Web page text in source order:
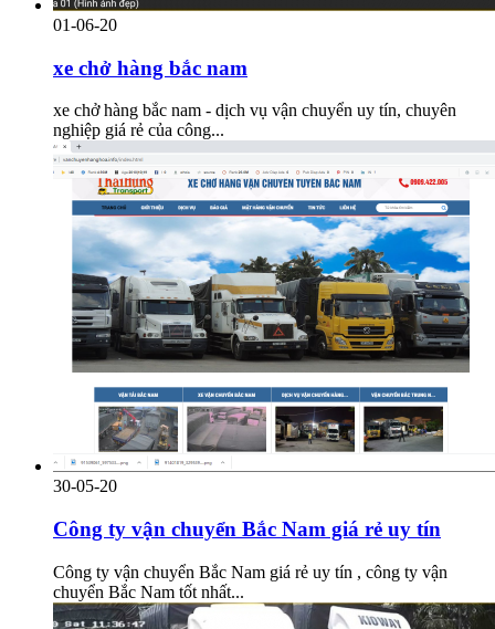
01-06-20
xe chở hàng bắc nam
xe chở hàng bắc nam - dịch vụ vận chuyển uy tín, chuyên
nghiệp giá rẻ của công...
30-05-20
Công ty vận chuyển Bắc Nam giá rẻ uy tín
Công ty vận chuyển Bắc Nam giá rẻ uy tín , công ty vận
chuyển Bắc Nam tốt nhất...